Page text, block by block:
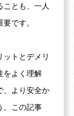
ことも、一人
です。
トとデメリ
をよく理解
、より安全か
。この記事